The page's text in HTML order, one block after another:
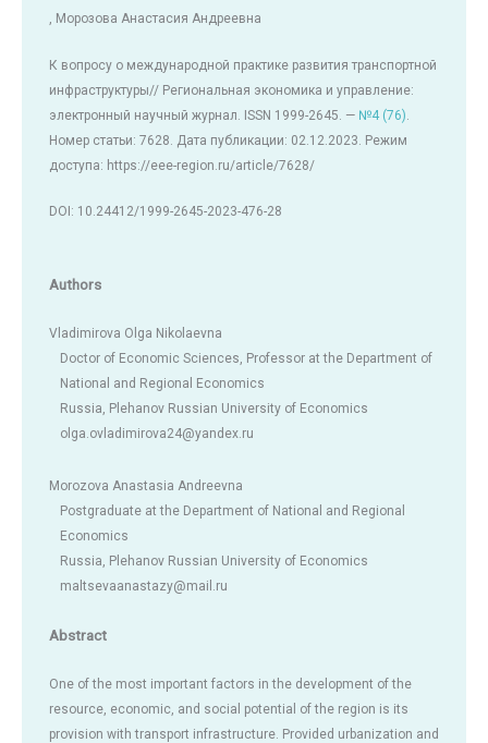
, Морозова Анастасия Андреевна
К вопросу о международной практике развития транспортной
инфраструктуры// Региональная экономика и управление:
электронный научный журнал. ISSN 1999-2645. — №4 (76)
Номер статьи: 7628. Дата публикации: 02.12.2023. Режим
доступа: https://eee-region.ru/article/7628/
DOI: 10.24412/1999-2645-2023-476-28
Authors
Vladimirova Olga Nikolaevna
Doctor of Economic Sciences, Professor at the Department of
National and Regional Economics
Russia, Plehanov Russian University of Economics
olga.ovladimirova24@yandex.ru
Morozova Anastasia Andreevna
Postgraduate at the Department of National and Regional
Economics
Russia, Plehanov Russian University of Economics
maltsevaanastazy@mail.ru
Abstract
One of the most important factors in the development of the
resource, economic, and social potential of the region is its
provision with transport infrastructure. Provided urbanization and